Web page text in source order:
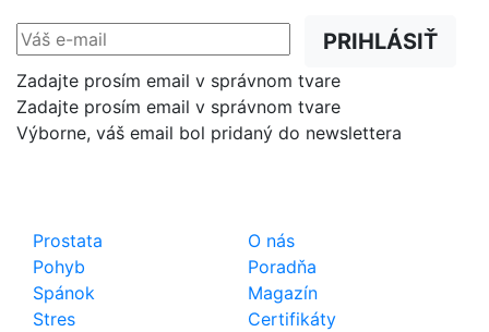
PRIHLÁSIŤ
Zadajte prosím email v správnom tvare
Zadajte prosím email v správnom tvare
Výborne, váš email bol pridaný do newslettera
Prostata
Pohyb
Spánok
Stres
O nás
Poradňa
Magazín
Certifikáty